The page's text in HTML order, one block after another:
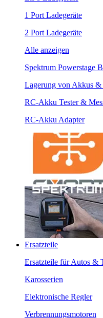
1 Port Ladegeräte
2 Port Ladegeräte
Alle anzeigen
Spektrum Powerstage
Lagerung von Akkus &
RC-Akku Tester &
RC-Akku Adapter
Ersatzteile
Ersatzteile für Autos &
Karosserien
Elektronische Regler
Verbrennungsmotoren